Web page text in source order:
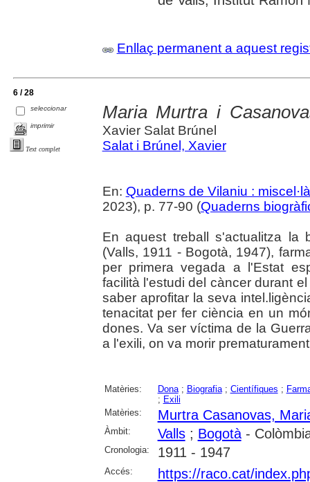
Enllaç permanent a aquest
6 / 28
seleccionar
imprimir
Text complet
Maria Murtra i
Xavier Salat Brúnel
Salat i Brúnel, Xavier
En: Quaderns de Vilaniu :
2023), p. 77-90 (Quaderns
En aquest treball s'actualitza la
(Valls, 1911 - Bogotà, 1947),
per primera vegada a l'Estat
facilità l'estudi del càncer durant
saber aprofitar la seva
tenacitat per fer ciència en un
dones. Va ser víctima de la
a l'exili, on va morir
Matèries: Dona; Biografia; Científiques ;
; Exili
Matèries:
Murtra Casanovas,
Àmbit: Valls; Bogotà-
Cronologia: 1911 - 1947
Accés: https://raco.cat/